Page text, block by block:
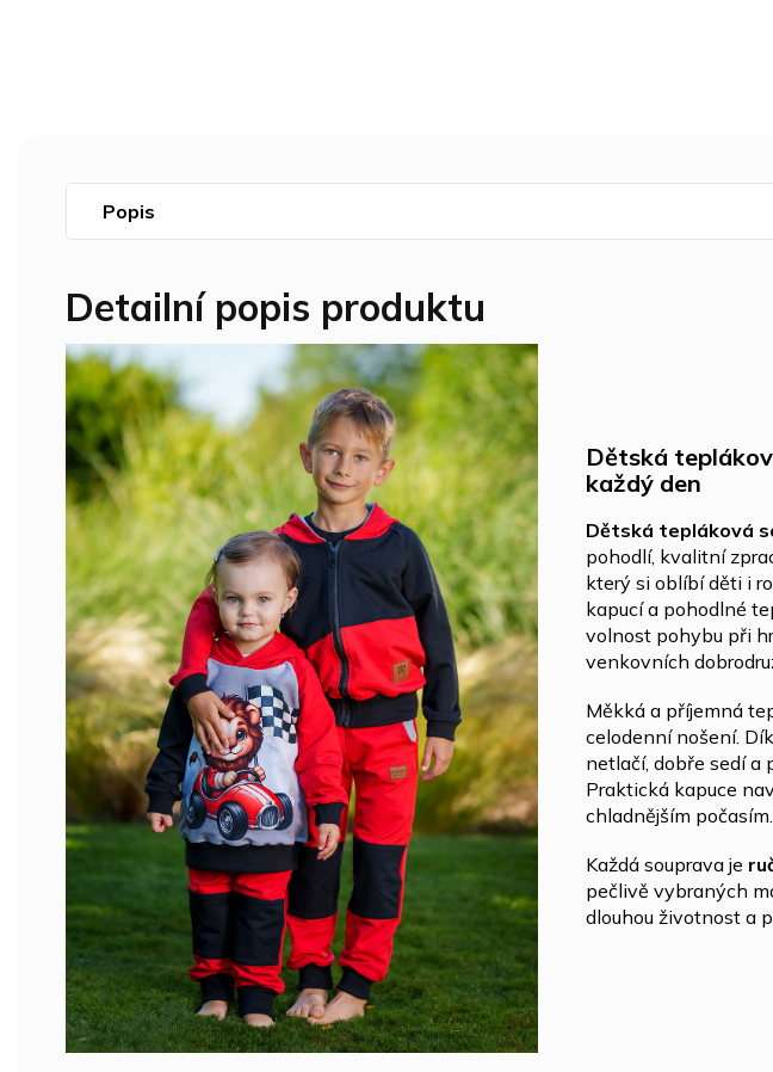
Popis
Detailní popis produktu
Dětská
každý den
Dětská tepláková
pohodlí, kvalitní
který si oblíbí děti i
kapucí a pohodlné
volnost pohybu při
venkovních
Měkká a příjemná
celodenní nošení.
netlačí, dobře sedí a
Praktická kapuce
chladnějším počasím.
Každá souprava je
pečlivě vybraných
dlouhou životnost a